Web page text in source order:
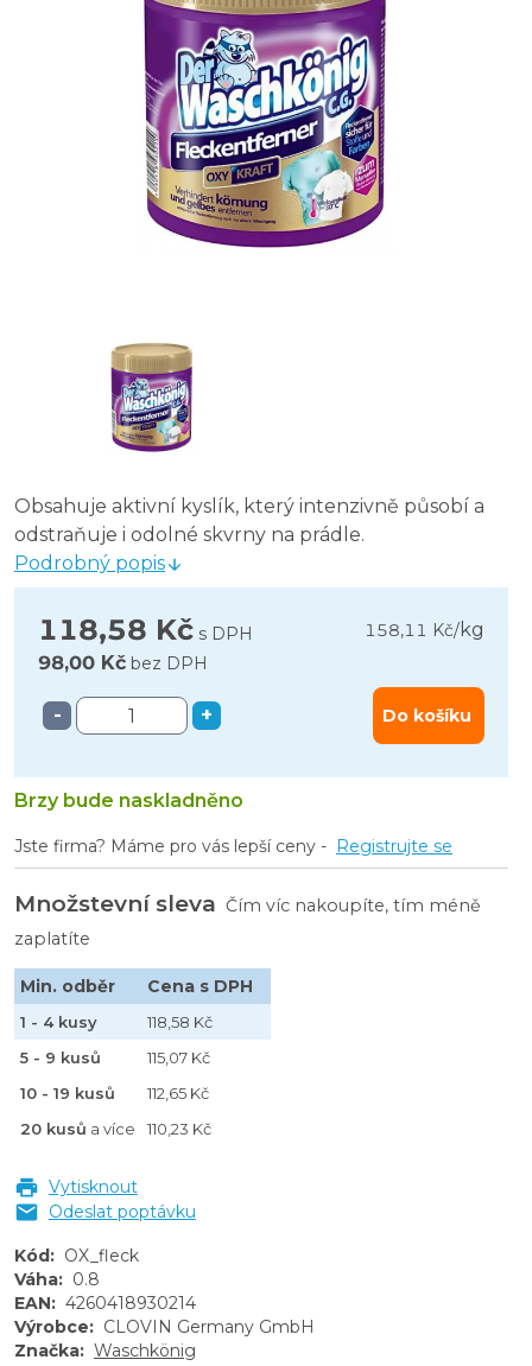
Sidolux odstraňovač skvrn s kartáčkem 250 ml
Dr. Schutz Elatex - univerzální odstraňovač skvrn 0,2 l
Merida Hotel line - 500 ml Odstraňovač skvrn
Obsahuje aktivní kyslík, který intenzivně působí a
odstraňuje i odolné skvrny na prádle.
Podrobný popis
118,58 Kč s DPH 158,11 Kč/kg
98,00 Kč bez DPH
- + Do košíku
Brzy bude naskladněno
Jste firma? Máme pro vás lepší ceny - Registrujte se
Množstevní sleva Čím víc nakoupíte, tím méně
zaplatíte
Min. odběr Cena s DPH
1 - 4 kusy
118,58 Kč
5 - 9 kusů
115,07 Kč
10 - 19 kusů
112,65 Kč
20 kusů a více 110,23 Kč
Vytisknout
Odeslat poptávku
Kód: OX_fleck
Váha: 0.8
EAN: 4260418930214
Výrobce: CLOVIN Germany GmbH
Značka: Waschkönig